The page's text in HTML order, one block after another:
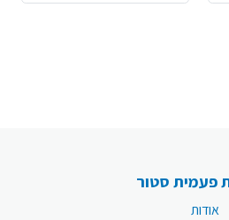
פעמית סטור
אודות